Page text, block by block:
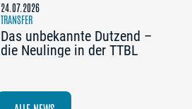
24.07.2026
TRANSFER
Das unbekannte Dutzend –
die Neulinge in der TTBL